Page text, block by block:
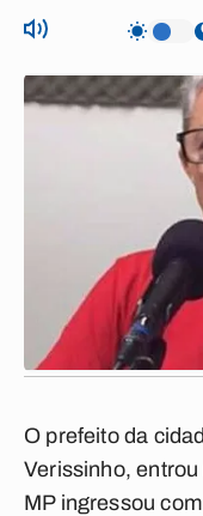
O prefeito da
Verissinho,
MP ingressou